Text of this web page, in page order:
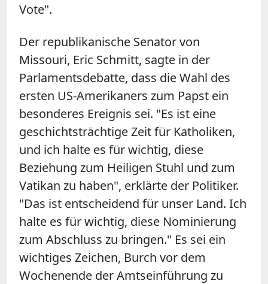
Vote".
Der republikanische Senator von
Missouri, Eric Schmitt, sagte in der
Parlamentsdebatte, dass die Wahl des
ersten US-Amerikaners zum Papst ein
besonderes Ereignis sei. "Es ist eine
geschichtsträchtige Zeit für Katholiken,
und ich halte es für wichtig, diese
Beziehung zum Heiligen Stuhl und zum
Vatikan zu haben", erklärte der Politiker.
"Das ist entscheidend für unser Land. Ich
halte es für wichtig, diese Nominierung
zum Abschluss zu bringen." Es sei ein
wichtiges Zeichen, Burch vor dem
Wochenende der Amtseinführung zu